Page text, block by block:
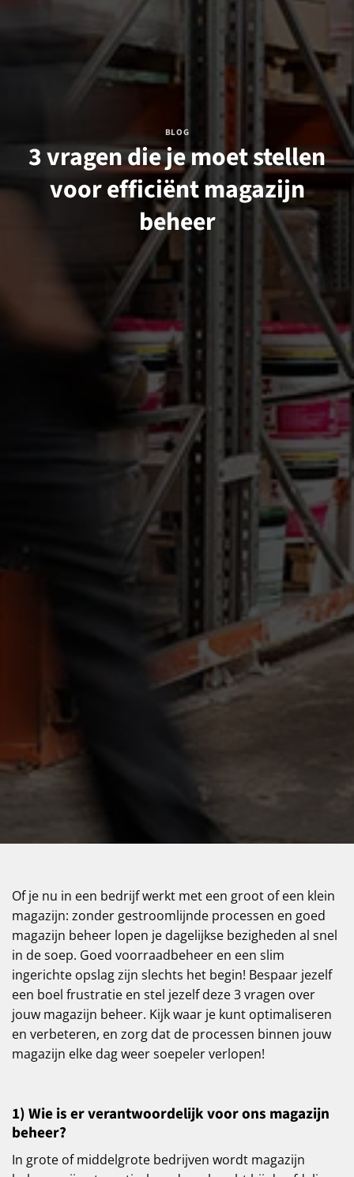
BLOG
3 vragen die je moet stellen
voor efficiënt magazijn
beheer
Of je nu in een bedrijf werkt met een groot of een klein
magazijn: zonder gestroomlijnde processen en goed
magazijn beheer lopen je dagelijkse bezigheden al snel
in de soep. Goed voorraadbeheer en een slim
ingerichte opslag zijn slechts het begin! Bespaar jezelf
een boel frustratie en stel jezelf deze 3 vragen over
jouw magazijn beheer. Kijk waar je kunt optimaliseren
en verbeteren, en zorg dat de processen binnen jouw
magazijn elke dag weer soepeler verlopen!
1) Wie is er verantwoordelijk voor ons magazijn
beheer?
In grote of middelgrote bedrijven wordt magazijn